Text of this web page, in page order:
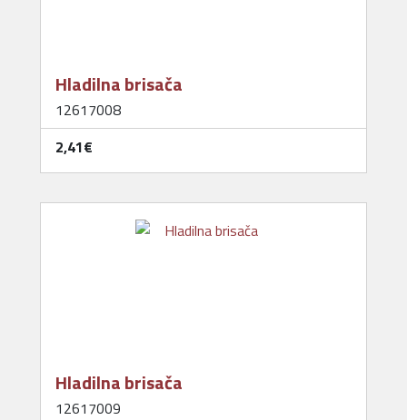
Hladilna brisača
12617008
2,41‎€
Hladilna brisača
12617009